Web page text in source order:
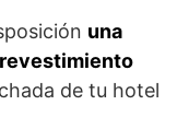
una
de tu hotel